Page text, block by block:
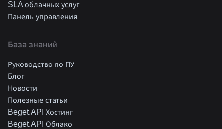
SLA облачных услуг
Панель управления
База знаний
Руководство по ПУ
Блог
Новости
Полезные статьи
Beget.API Хостинг
Beget.API Облако